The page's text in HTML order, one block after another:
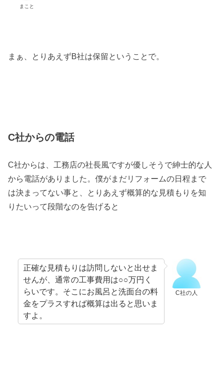
まこと
まぁ、とりあえずB社は保留ということで。
C社からの電話
C社からは、工務店の社長風ですが優しそうで紳士的な人
から電話がありました。僕がまだリフォームの日程まで
は決まってない事と、とりあえず概算的な見積もりを知
りたいって段階なのを告げると
C社の人
正確な見積もりは訪問しないと出せま
せんが、通常の工事費用は○○万円く
らいです。そこにお風呂と洗面台の料
金をプラスすれば概算は出ると思いま
すよ。